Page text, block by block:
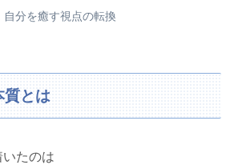
自分を癒す視点の転換
質とは
たのは